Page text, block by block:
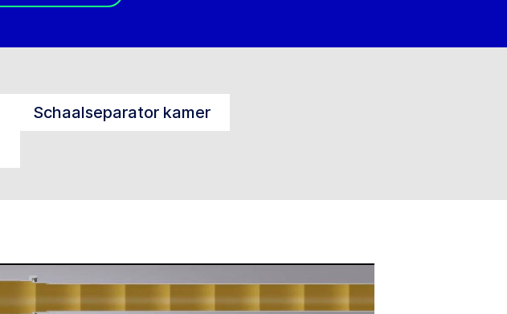
Schaalseparator kamer